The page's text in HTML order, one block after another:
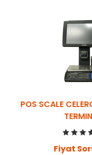
POS SCALE
Fiyat